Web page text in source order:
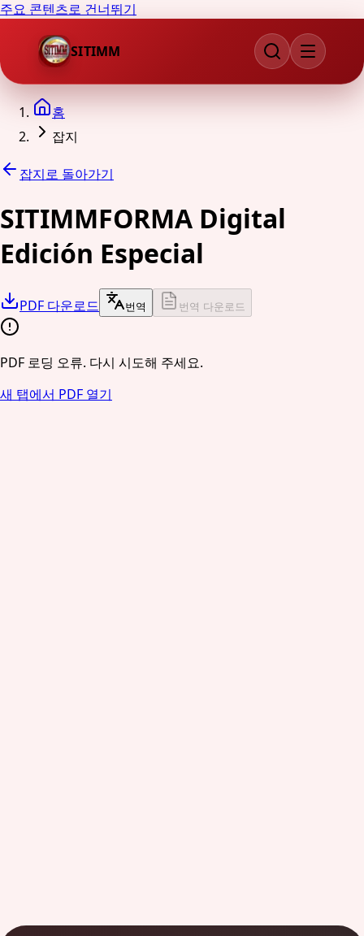
주요 콘텐츠로 건너뛰기
SITIMM
홈
잡지
잡지로 돌아가기
SITIMMFORMA Digital
Edición Especial
PDF 다운로드 번역 번역 다운로드
PDF 로딩 오류. 다시 시도해 주세요.
새 탭에서 PDF 열기